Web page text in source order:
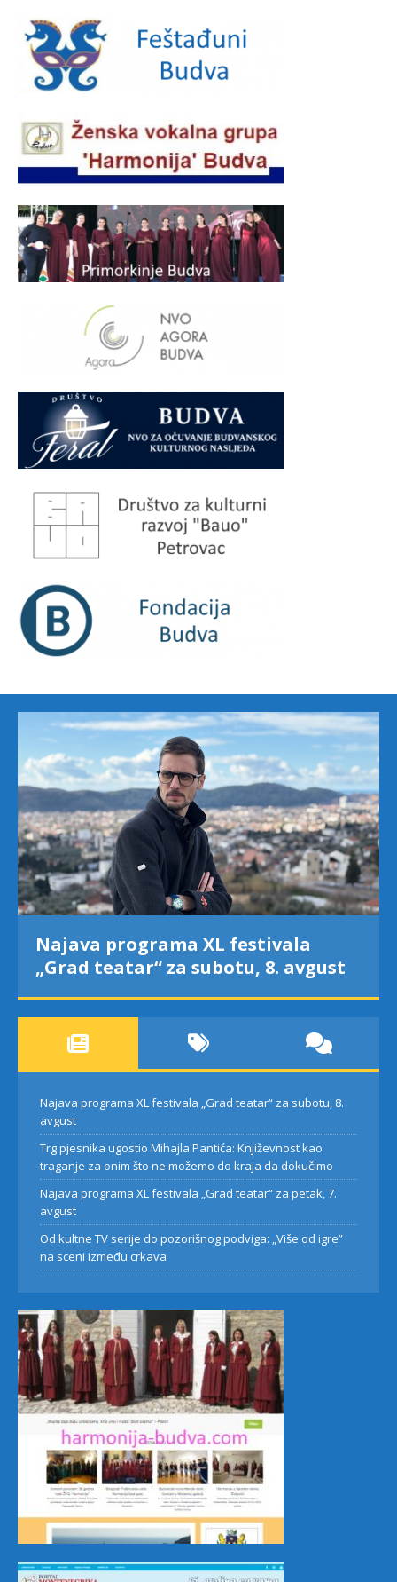
XL festivala
subotu, 8. avgust
Trg pjesnika
Pantića:
Najava programa XL festivala „Grad teatar“ za subotu, 8.
avgust
Trg pjesnika ugostio Mihajla Pantića: Književnost kao
traganje za onim što ne možemo do kraja da dokučimo
Najava programa XL festivala „Grad teatar“ za petak, 7.
avgust
Od kultne TV serije do pozorišnog podviga: „Više od igre”
na sceni između crkava